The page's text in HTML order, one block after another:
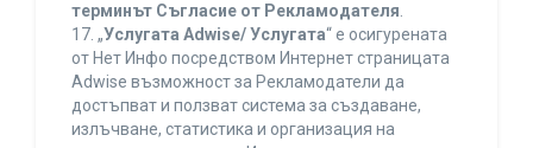
терминът Съгласие от Рекламодателя.
17. „Услугата Adwise/ Услугата“ е осигурената
от Нет Инфо посредством Интернет страницата
Adwise възможност за Рекламодатели да
достъпват и ползват система за създаване,
излъчване, статистика и организация на